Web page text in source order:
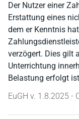
Der Nutzer einer
Erstattung eines
dem er Kenntnis
verzögert. Dies gilt
Unterrichtung
Belastung erfolgt
EuGH v. 1.8.2025 -